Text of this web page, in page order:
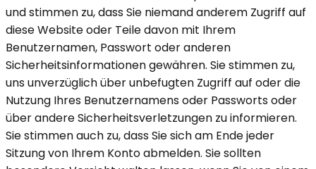
und stimmen zu, dass Sie niemand anderem Zugriff auf
diese Website oder Teile davon mit Ihrem
Benutzernamen, Passwort oder anderen
Sicherheitsinformationen gewähren. Sie stimmen zu,
uns unverzüglich über unbefugten Zugriff auf oder die
Nutzung Ihres Benutzernamens oder Passworts oder
über andere Sicherheitsverletzungen zu informieren.
Sie stimmen auch zu, dass Sie sich am Ende jeder
Sitzung von Ihrem Konto abmelden. Sie sollten